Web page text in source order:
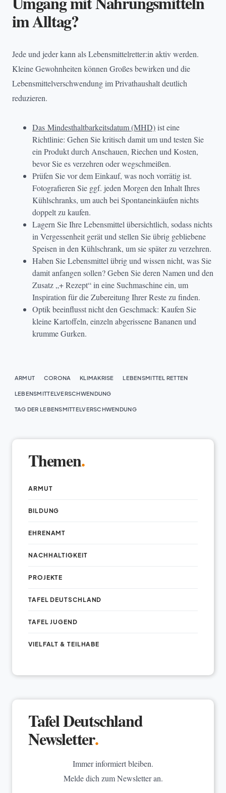
im Alltag?
Jede und jeder kann als Lebensmittelretter:in aktiv werden.
Kleine Gewohnheiten können Großes bewirken und die
Lebensmittelverschwendung im Privathaushalt deutlich
reduzieren.
Das Mindesthaltbarkeitsdatum (MHD)ist eine
Richtlinie: Gehen Sie kritisch damit um und testen Sie
ein Produkt durch Anschauen, Riechen und Kosten,
bevor Sie es verzehren oder wegschmeißen.
Prüfen Sie vor dem Einkauf, was noch vorrätig ist.
Fotografieren Sie ggf. jeden Morgen den Inhalt Ihres
Kühlschranks, um auch bei Spontaneinkäufen nichts
doppelt zu kaufen.
Lagern Sie Ihre Lebensmittel übersichtlich, sodass nichts
in Vergessenheit gerät und stellen Sie übrig gebliebene
Speisen in den Kühlschrank, um sie später zu verzehren.
Haben Sie Lebensmittel übrig und wissen nicht, was Sie
damit anfangen sollen? Geben Sie deren Namen und den
Zusatz „+ Rezept“ in eine Suchmaschine ein, um
Inspiration für die Zubereitung Ihrer Reste zu finden.
Optik beeinflusst nicht den Geschmack: Kaufen Sie
kleine Kartoffeln, einzeln abgerissene Bananen und
krumme Gurken.
ARMUT CORONA KLIMAKRISE LEBENSMITTEL RETTEN
LEBENSMITTELVERSCHWENDUNG
TAG DER LEBENSMITTELVERSCHWENDUNG
Themen.
ARMUT
BILDUNG
EHRENAMT
NACHHALTIGKEIT
PROJEKTE
TAFEL DEUTSCHLAND
TAFEL JUGEND
VIELFALT & TEILHABE
Tafel Deutschland
Newsletter.
Immer informiert bleiben.
Melde dich zum Newsletter an.